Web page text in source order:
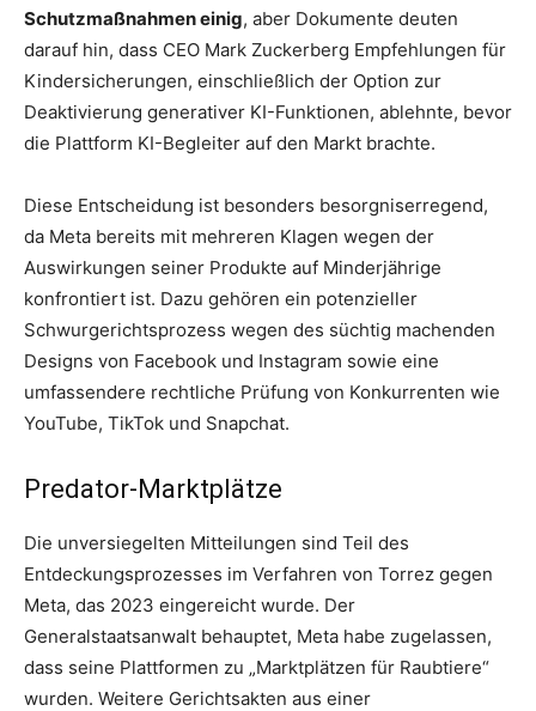
Schutzmaßnahmen einig, aber Dokumente deuten
darauf hin, dass CEO Mark Zuckerberg Empfehlungen für
Kindersicherungen, einschließlich der Option zur
Deaktivierung generativer KI-Funktionen, ablehnte, bevor
die Plattform KI-Begleiter auf den Markt brachte.
Diese Entscheidung ist besonders besorgniserregend,
da Meta bereits mit mehreren Klagen wegen der
Auswirkungen seiner Produkte auf Minderjährige
konfrontiert ist. Dazu gehören ein potenzieller
Schwurgerichtsprozess wegen des süchtig machenden
Designs von Facebook und Instagram sowie eine
umfassendere rechtliche Prüfung von Konkurrenten wie
YouTube, TikTok und Snapchat.
Predator-Marktplätze
Die unversiegelten Mitteilungen sind Teil des
Entdeckungsprozesses im Verfahren von Torrez gegen
Meta, das 2023 eingereicht wurde. Der
Generalstaatsanwalt behauptet, Meta habe zugelassen,
dass seine Plattformen zu „Marktplätzen für Raubtiere“
wurden. Weitere Gerichtsakten aus einer